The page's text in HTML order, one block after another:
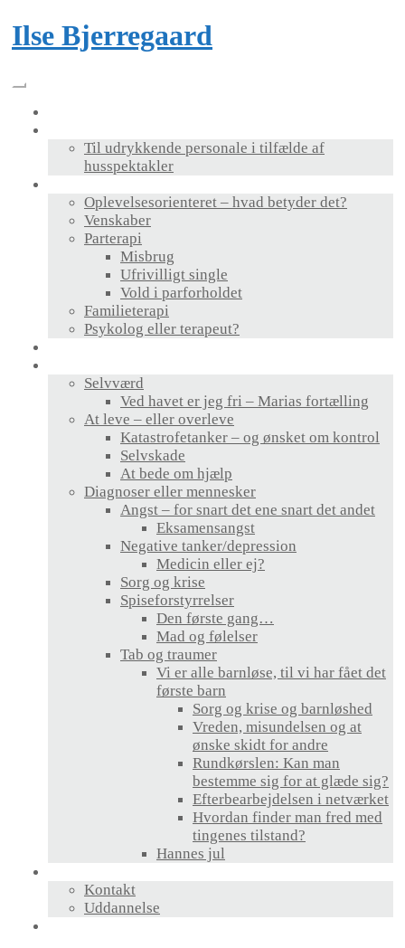
Skip
to
Ilse Bjerregaard
Til udrykkende personale i tilfælde af
husspektakler
Oplevelsesorienteret – hvad betyder det?
Venskaber
Parterapi
Misbrug
Ufrivilligt single
Vold i parforholdet
Familieterapi
Psykolog eller terapeut?
Selvværd
Ved havet er jeg fri – Marias fortælling
At leve – eller overleve
Katastrofetanker – og ønsket om kontrol
Selvskade
At bede om hjælp
Diagnoser eller mennesker
Angst – for snart det ene snart det andet
Eksamensangst
Negative tanker/depression
Medicin eller ej?
Sorg og krise
Spiseforstyrrelser
Den første gang…
Mad og følelser
Tab og traumer
Vi er alle barnløse, til vi har fået det
første barn
Sorg og krise og barnløshed
Vreden, misundelsen og at
ønske skidt for andre
Rundkørslen: Kan man
bestemme sig for at glæde sig?
Efterbearbejdelsen i netværket
Hvordan finder man fred med
tingenes tilstand?
Hannes jul
Kontakt
Uddannelse